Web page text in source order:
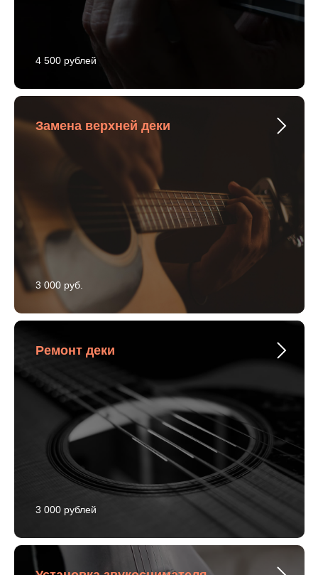
4 500 рублей
Замена верхней деки
3 000 руб.
Ремонт деки
3 000 рублей